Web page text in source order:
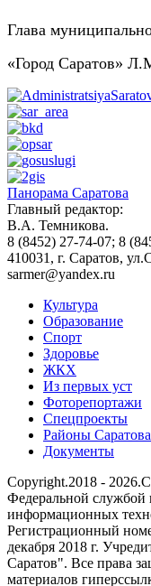
Глава
«Город Саратов»
Панорама Саратова
Главный редактор:
В.А. Темникова.
8 (8452) 27-74-07; 8
410031, г. Саратов,
sarmer@yandex.ru
Культура
Образование
Спорт
Здоровье
ЖКХ
Из пеpвых уст
Фоторепортажи
Спецпроекты
Районы Саратова
Документы
Copyright.2018 -
Федеральной службой
информационных
Регистрационный
декабря 2018 г.
Саратов". Все права
материалов